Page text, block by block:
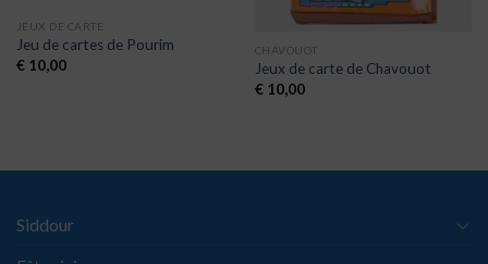
JEUX DE CARTE
Jeu de cartes de Pourim
€10,00
CHAVOUOT
Jeux de carte de Chavouot
€10,00
Siddour